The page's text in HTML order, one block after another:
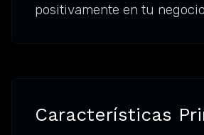
positivamente en tu
Características